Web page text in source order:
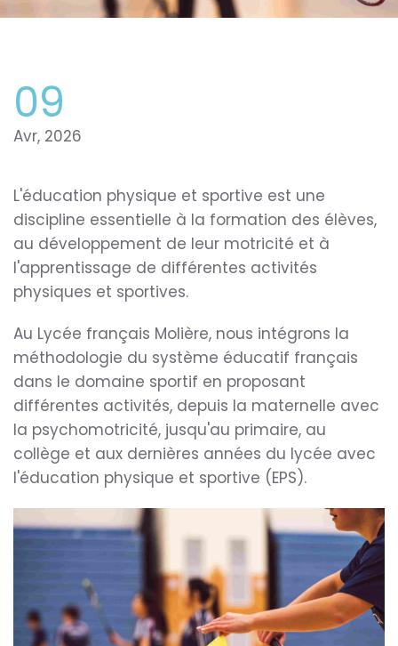
09
Avr, 2026
L'éducation physique et sportive est une
discipline essentielle à la formation des élèves,
au développement de leur motricité et à
l'apprentissage de différentes activités
physiques et sportives.
Au Lycée français Molière, nous intégrons la
méthodologie du système éducatif français
dans le domaine sportif en proposant
différentes activités, depuis la maternelle avec
la psychomotricité, jusqu'au primaire, au
collège et aux dernières années du lycée avec
l'éducation physique et sportive (EPS).